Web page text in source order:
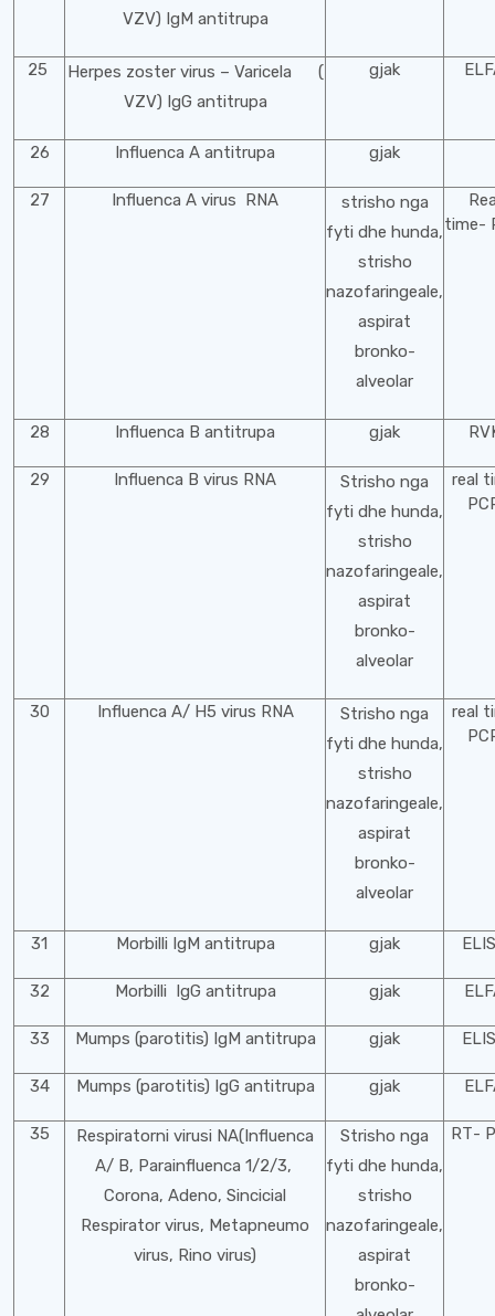
VZV) IgM antitrupa
25
Herpes zoster virus – Varicela (
VZV) IgG antitrupa
gjak
26 Influenca A antitrupa gjak
27 Influenca A virus RNA
strisho nga
fyti dhe hunda,
strisho
nazofaringeale,
aspirat
bronko-
alveolar
time-
28 Influenca B antitrupa gjak
29 Influenca B virus RNA
Strisho nga
fyti dhe hunda,
strisho
nazofaringeale,
aspirat
bronko-
alveolar
real
30 Influenca A/ H5 virus RNA
Strisho nga
fyti dhe hunda,
strisho
nazofaringeale,
aspirat
bronko-
alveolar
real
31 Morbilli IgM antitrupa gjak
32 Morbilli IgG antitrupa gjak
33 Mumps (parotitis) IgM antitrupa gjak
34 Mumps (parotitis) IgG antitrupa gjak
35
Respiratorni virusi NA(Influenca
A/ B, Parainfluenca 1/2/3,
Corona, Adeno, Sincicial
Respirator virus, Metapneumo
virus, Rino virus)
Strisho nga
fyti dhe hunda,
strisho
nazofaringeale,
aspirat
bronko-
RТ-